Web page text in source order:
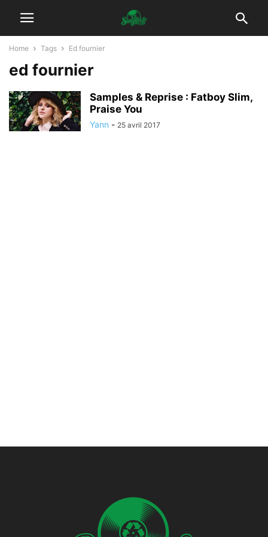
Home Tags Ed fournier
ed fournier
Samples & Reprise : Fatboy Slim,
Praise You
Yann - 25 avril 2017